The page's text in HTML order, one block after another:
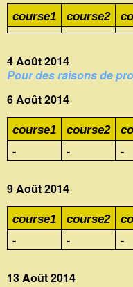
course1 course2
4 Août 2014
Pour des raisons de
6 Août 2014
course1 course2
- - -
9 Août 2014
course1 course2
- - -
13 Août 2014